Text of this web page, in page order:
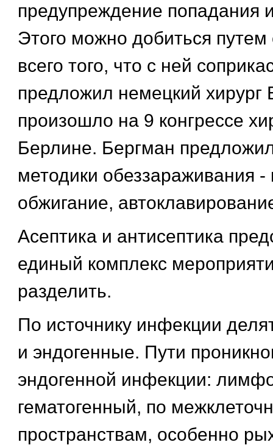
предупреждение попадания
Этого можно добиться путем
всего того, что с ней
предложил немецкий хирург
произошло на 9 конгрессе
Берлине. Бергман
методики обеззараживания -
обжигание,
Асептика и антисептика
единый комплекс
разделить.
По источнику инфекции
и эндогенные. Пути
эндогенной инфекции:
гематогенный, по
пространствам, особенно